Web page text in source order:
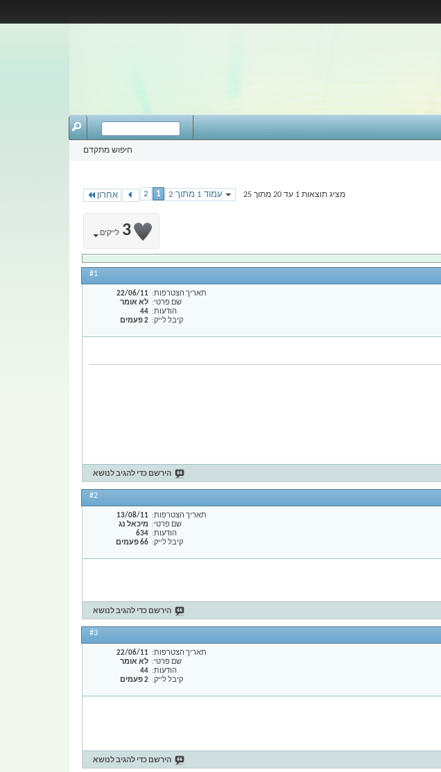
חיפוש מתקדם
עמוד 1 מתוך 2 1
2 אחרון מציג תוצאות 1 עד 20 מתוך 25
3 לייקים
#1
תאריך הצטרפות
22/06/11
שם פרטי
לא אומר
הודעות
44
קיבל לייק
2 פעמים
הירשם כדי להגיב לנושא
#2
תאריך הצטרפות
13/08/11
שם פרטי
מיכאל נג
הודעות
634
קיבל לייק
66 פעמים
הירשם כדי להגיב לנושא
#3
תאריך הצטרפות
22/06/11
שם פרטי
לא אומר
הודעות
44
קיבל לייק
2 פעמים
הירשם כדי להגיב לנושא